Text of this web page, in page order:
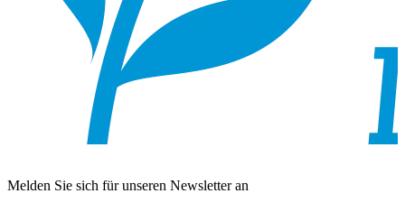
Melden Sie sich für unseren Newsletter an